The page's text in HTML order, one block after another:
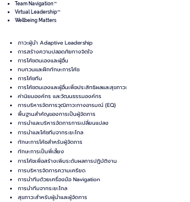
Team Navigation™
Virtual Leadership™
Wellbeing Matters
ภาวะผู้นำ Adaptive Leadership
การสร้างความปลอดภัยทางจิตใจ
การโค้ชตนเองและผู้อื่น
ทบทวนและฝึกทักษะการโค้ช
การโค้ชทีม
การโค้ชตนเองและผู้อื่นเพื่อประสิทธิผลและสุขภาวะ
ค่านิยมองค์กร และวัฒนธรรมองค์กร
การบริหารจัดการวุฒิภาวะทางอารมณ์ (EQ)
พื้นฐานสำคัญของการเป็นผู้จัดการ
การนำและบริหารจัดการการเปลี่ยนแปลง
การนำและโค้ชทีมจากระยะไกล
ทักษะการโค้ชสำหรับผู้จัดการ
ทักษะการเป็นพี่เลี้ยง
การโค้ชเพื่อสร้างเพิ่มระดับผลการปฏิบัติงาน
การบริหารจัดการความเครียด
การนำทีมด้วยเครื่องมือ Navigation
การนำทีมจากระยะไกล
สุขภาวะสำหรับผู้นำและผู้จัดการ